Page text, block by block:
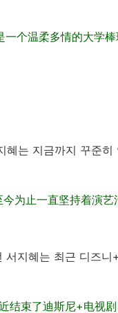
个温柔多情的大学
는 지금까지 꾸준
为止一直坚持着演
지혜는 최근 디즈
结束了迪斯尼+电视